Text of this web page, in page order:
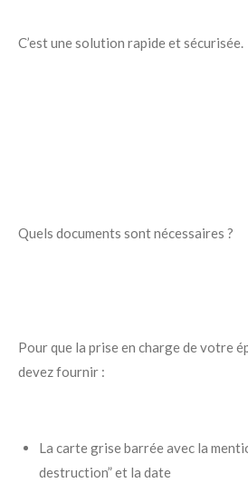
C’est une solution rapide et sécurisée.
Quels documents sont nécessaires ?
Pour que la prise en charge de votre
devez fournir :
La carte grise barrée avec la
destruction” et la date